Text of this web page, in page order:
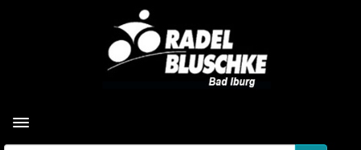
Toggle navigation